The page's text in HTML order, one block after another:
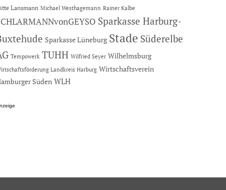
Lansmann Michael Westhagemann Rainer Kalbe
Sparkasse Harburg-
Sparkasse Lüneburg Stade Süderelbe
Tempowerk TUHH Wilfried Seyer Wilhelmsburg
Landkreis Harburg Wirtschaftsverein
Süden WLH